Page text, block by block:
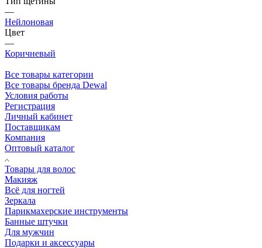
—
Нейлоновая
Цвет
—
Коричневый
Все товары категории
Все товары бренда Dewal
Условия работы
Регистрация
Личный кабинет
Поставщикам
Компания
Оптовый каталог
Товары для волос
Макияж
Всё для ногтей
Зеркала
Парикмахерские инструменты
Банные штучки
Для мужчин
Подарки и аксессуары